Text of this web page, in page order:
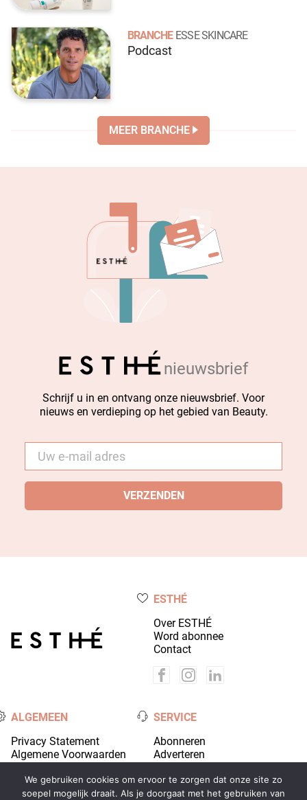
BRANCHE ESSE SKINCARE
Podcast
MEER BRANCHE
nieuwsbrief
Schrijf u in en ontvang onze nieuwsbrief. Voor
nieuws en verdieping op het gebied van Beauty.
mail *
ESTHÉ
Over ESTHÉ
Word abonnee
Contact
ALGEMEEN
Privacy Statement
Algemene Voorwaarden
SERVICE
Abonneren
Adverteren
We gebruiken cookies om ervoor te zorgen dat onze site zo
soepel mogelijk draait. Als je doorgaat met het gebruiken van